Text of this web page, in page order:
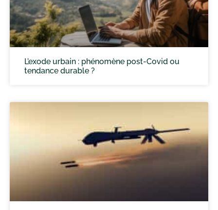
L’exode urbain : phénomène post-Covid ou
tendance durable ?